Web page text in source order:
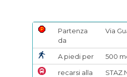
Partenza
da
Via
A piedi per
500
recarsi alla